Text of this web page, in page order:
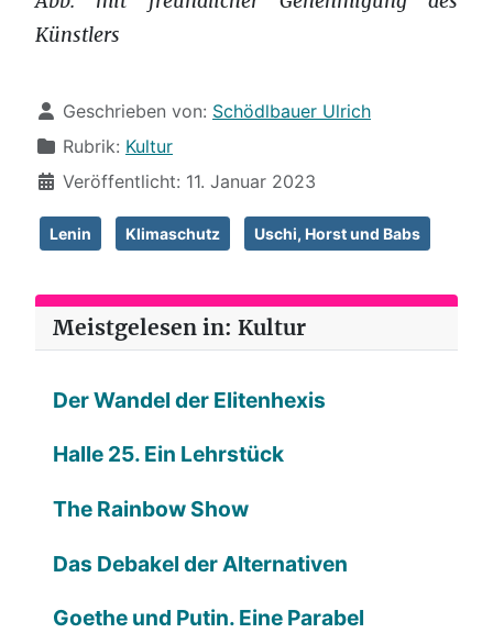
Künstlers
DetailsGeschrieben von: Schödlbauer Ulrich
Rubrik: Kultur
Veröffentlicht: 11. Januar 2023
Lenin Klimaschutz Uschi, Horst und Babs
Meistgelesen in: Kultur
Der Wandel der Elitenhexis
Halle 25. Ein Lehrstück
The Rainbow Show
Das Debakel der Alternativen
Goethe und Putin. Eine Parabel